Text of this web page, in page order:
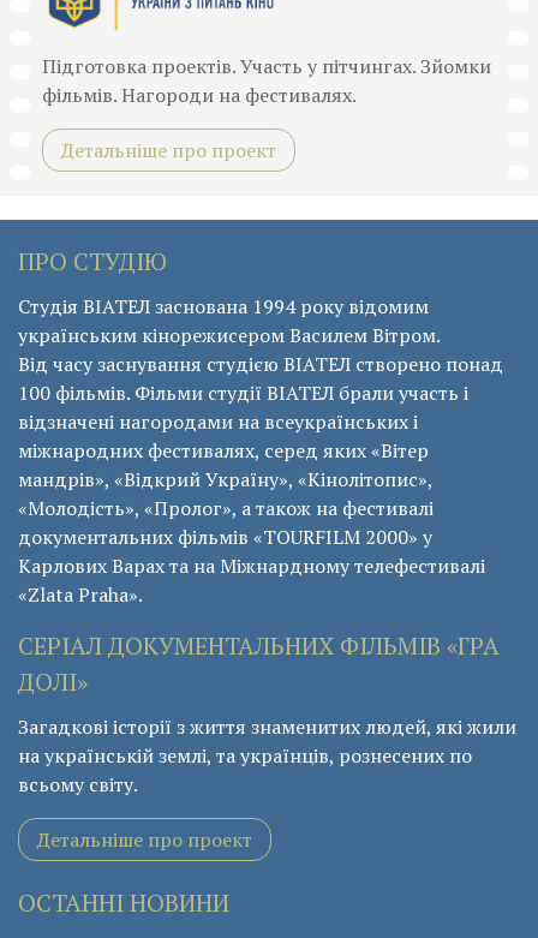
Підготовка проектів. Участь у пітчингах. Зйомки
фільмів. Нагороди на фестивалях.
Детальніше про проект
ПРО СТУДІЮ
Студія ВІАТЕЛ заснована 1994 року відомим
українським кінорежисером Василем Вітром.
Від часу заснування студією ВІАТЕЛ створено понад
100 фільмів. Фільми студії ВІАТЕЛ брали участь і
відзначені нагородами на всеукраїнських і
міжнародних фестивалях, серед яких «Вітер
мандрів», «Відкрий Україну», «Кінолітопис»,
«Молодість», «Пролог», а також на фестивалі
документальних фільмів «ТОURFILM 2000» у
Карлових Варах та на Міжнардному телефестивалі
«Zlata Praha».
СЕРІАЛ ДОКУМЕНТАЛЬНИХ ФІЛЬМІВ «ГРА
ДОЛІ»
Загадкові історії з життя знаменитих людей, які жили
на українській землі, та українців, рознесених по
всьому світу.
Детальніше про проект
ОСТАННІ НОВИНИ